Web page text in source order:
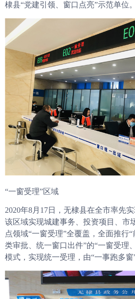
棣县“党建引领、窗口点亮”示范单位。
“一窗受理”区域
2020年8月17日，无棣县在全市率先实
该区域实现城建事务、投资项目、市
点领域“一窗受理”全覆盖，全面推行
类审批、统一窗口出件”的“一窗受理
模式，实现统一受理，由“一事跑多窗